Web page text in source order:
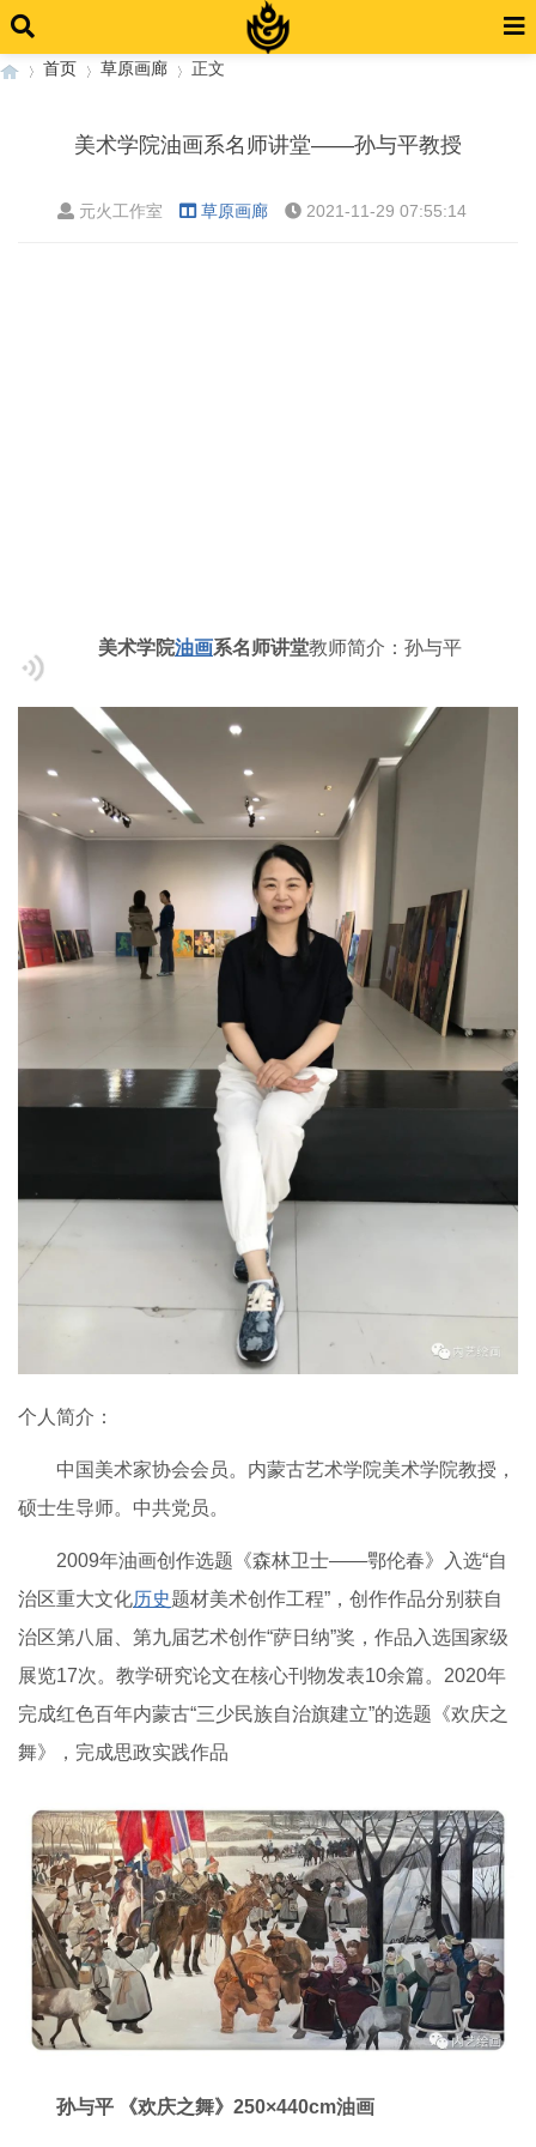
首页 草原画廊 正文
美术学院油画系名师讲堂——孙与平教授
元火工作室 草原画廊 2021-11-29 07:55:14
美术学院油画系名师讲堂教师简介：孙与平
个人简介：
中国美术家协会会员。内蒙古艺术学院美术学院教授，
硕士生导师。中共党员。
2009年油画创作选题《森林卫士——鄂伦春》入选“自
治区重大文化历史题材美术创作工程”，创作作品分别获自
治区第八届、第九届艺术创作“萨日纳”奖，作品入选国家级
展览17次。教学研究论文在核心刊物发表10余篇。2020年
完成红色百年内蒙古“三少民族自治旗建立”的选题《欢庆之
舞》，完成思政实践作品
孙与平 《欢庆之舞》250×440cm油画